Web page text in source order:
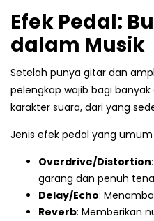
Efek Pedal:
dalam Musik
Setelah punya gitar dan
pelengkap wajib bagi
karakter suara, dari yang
Jenis efek pedal yang
Overdrive/Distortion
garang dan penuh
Delay/Echo:
Reverb: Memberikan